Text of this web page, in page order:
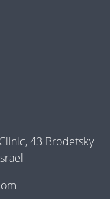
43 Brodetsky